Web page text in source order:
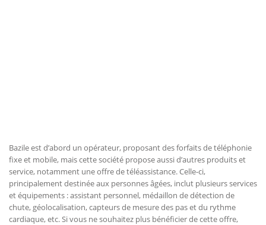
Bazile est d’abord un opérateur, proposant des forfaits de téléphonie
fixe et mobile, mais cette société propose aussi d’autres produits et
service, notamment une offre de téléassistance. Celle-ci,
principalement destinée aux personnes âgées, inclut plusieurs services
et équipements : assistant personnel, médaillon de détection de
chute, géolocalisation, capteurs de mesure des pas et du rythme
cardiaque, etc. Si vous ne souhaitez plus bénéficier de cette offre,